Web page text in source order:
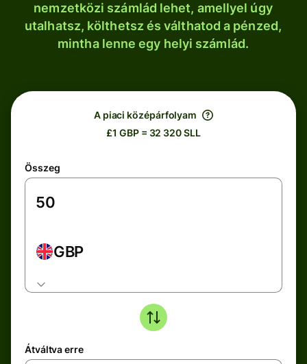
nemzetközi számlád lehet, amellyel úgy
utalhatsz, költhetsz és válthatod a pénzed,
mintha lenne egy helyi számlád.
A piaci középárfolyam
£1 GBP = 32 320 SLL
Összeg
GBP
Átváltva erre